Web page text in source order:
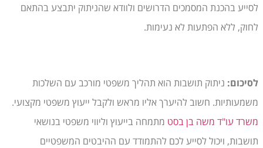
לסייע בהכנת המסמכים הדרושים ולוודא שהניתוק יתבצע בהתאם
לחוק, ללא הפתעות לא נעימות.
לסיכום: ניתוק תושבות הוא תהליך משפטי מורכב עם השלכות
משמעותיות. חשוב להיערך אליו מראש ולקבל ייעוץ משפטי מקצועי.
משרד עו"ד משה בן בסט מתמחה בייעוץ וליווי משפטי בנושאי
תושבות, ויכול לסייע לכם להתמודד עם ההיבטים המשפטיים